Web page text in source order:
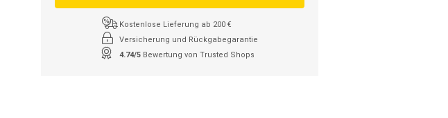
Kostenlose Lieferung ab 200 €
Versicherung und Rückgabegarantie
4.74/5 Bewertung von Trusted Shops